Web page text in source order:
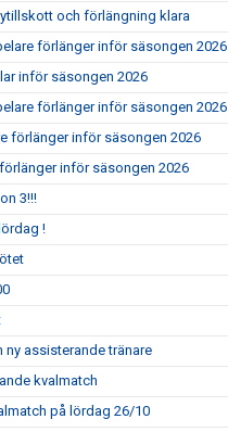
och förlängning klara
förlänger inför säsongen 2026
inför säsongen 2026
förlänger inför säsongen 2026
förlänger inför säsongen 2026
inför säsongen 2026
3!!!
!
ny assisterande tränare
kvalmatch
på lördag 26/10